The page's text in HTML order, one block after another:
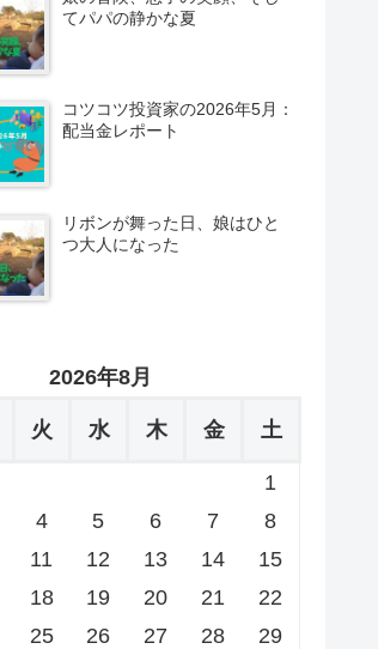
てパパの静かな夏
コツコツ投資家の2026年5月：
配当金レポート
リボンが舞った日、娘はひと
つ大人になった
2026年8月
火 水 木 金 土
1
4 5 6 7
8
11 12 13 14
15
18 19 20 21
22
25 26 27 28
29